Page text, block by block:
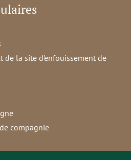
de la site d'enfouissement de
compagnie